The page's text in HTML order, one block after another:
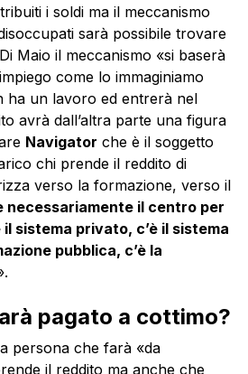
i soldi ma il meccanismo
sarà possibile trovare
Maio il meccanismo «si baserà
come lo immaginiamo
ha un lavoro ed entrerà nel
avrà dall’altra parte una figura
Navigator che è il soggetto
chi prende il reddito di
verso la formazione, verso il
necessariamente il centro per
il sistema privato, c’è il sistema
pubblica, c’è la
pagato a cottimo?
persona che farà «da
il reddito ma anche che